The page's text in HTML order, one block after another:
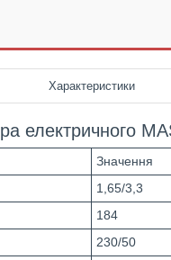
Характеристики
електричного
Значення
1,65/3,3
184
230/50